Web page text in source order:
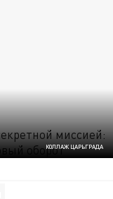
КОЛЛАЖ ЦАРЬГРАДА